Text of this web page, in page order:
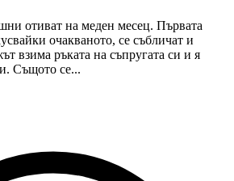
отиват на меден месец. Първата
очакваното, се събличат и
взима ръката на съпругата си и я
Същото се...